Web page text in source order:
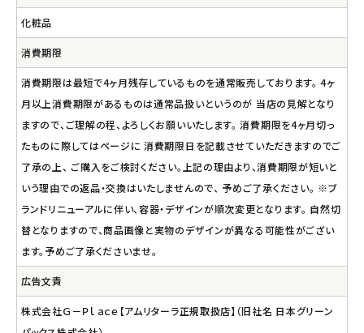
化粧品
消費期限
消費期限は最短で4ヶ月残存しているものを通常販売しております。 4ヶ
月以上消費期限があるものは通常品扱いというのが 当店の見解となり
ますので、ご理解の程、よろしくお願いいたします。 消費期限を4ヶ月切っ
たものに際してはページに 消費期限日を記載させていただきますのでご
了承の上、 ご購入をご検討ください。上記の理由より、消費期限が短いと
いう理由での返品・交換はいたしませんので、 予めご了承ください。 ※ブ
ランドリニューアルに伴い、容器・デザインが順次変更となります。 自然切
替となりますので、商品画像と実物のデザインが異なる可能性がござい
ます。予めご了承くださいませ。
広告文責
株式会社Ｇ－Ｐｌａｃｅ【アムリターラ正規取扱店】（旧社名 日本グリーン